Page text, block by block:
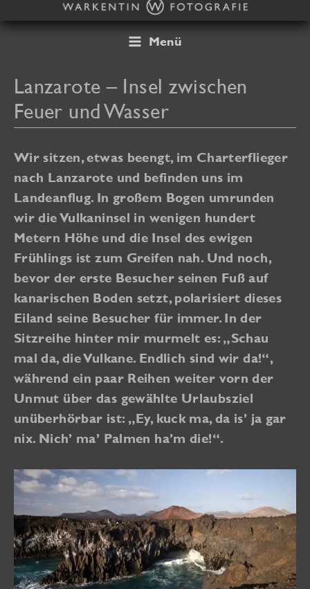
Inhalt
Menü
Lanzarote – Insel zwischen
Feuer und Wasser
Wir sitzen, etwas beengt, im Charterflieger
nach Lanzarote und befinden uns im
Landeanflug. In großem Bogen umrunden
wir die Vulkaninsel in wenigen hundert
Metern Höhe und die Insel des ewigen
Frühlings ist zum Greifen nah. Und noch,
bevor der erste Besucher seinen Fuß auf
kanarischen Boden setzt, polarisiert dieses
Eiland seine Besucher für immer. In der
Sitzreihe hinter mir murmelt es: „Schau
mal da, die Vulkane. Endlich sind wir da!“,
während ein paar Reihen weiter vorn der
Unmut über das gewählte Urlaubsziel
unüberhörbar ist: „Ey, kuck ma, da is’ ja gar
nix. Nich’ ma’ Palmen ha’m die!“.